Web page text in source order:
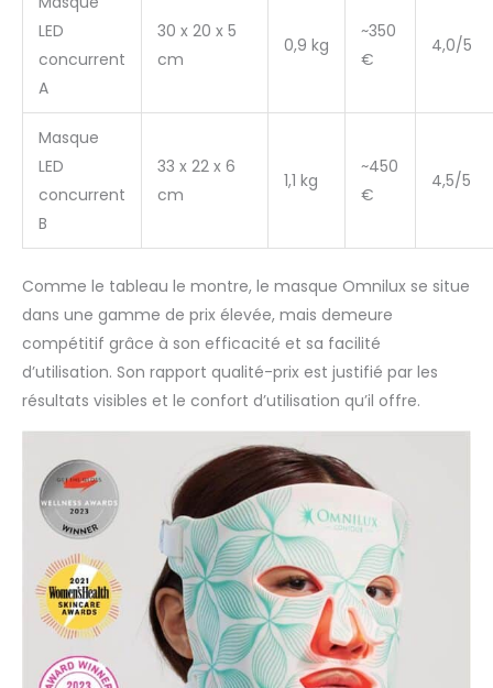
LED
concurrent
A
30 x 20 x 5
cm
0,9 kg
~350
€
4,0/5
Masque
LED
concurrent
B
33 x 22 x 6
cm
1,1 kg
~450
€
4,5/5
Comme le tableau le montre, le masque Omnilux se situe
dans une gamme de prix élevée, mais demeure
compétitif grâce à son efficacité et sa facilité
d’utilisation. Son rapport qualité-prix est justifié par les
résultats visibles et le confort d’utilisation qu’il offre.